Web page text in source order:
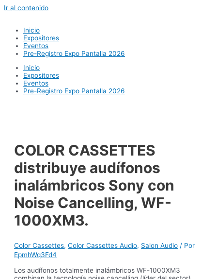
Ir al contenido
Inicio
Expositores
Eventos
Pre-Registro Expo Pantalla 2026
Inicio
Expositores
Eventos
Pre-Registro Expo Pantalla 2026
COLOR CASSETTES
distribuye audífonos
inalámbricos Sony con
Noise Cancelling, WF-
1000XM3.
Color Cassettes,Color Cassettes Audio, Salon Audio / Por
EpmhWq3Fd4
Los audífonos totalmente inalámbricos WF-1000XM3